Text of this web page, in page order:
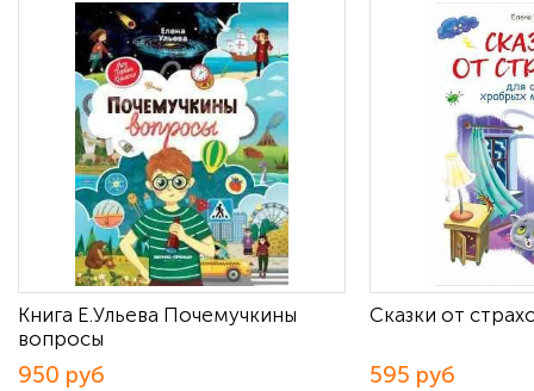
Книга Е.Ульева Почемучкины
вопросы
950 руб
Сказки от
595 руб